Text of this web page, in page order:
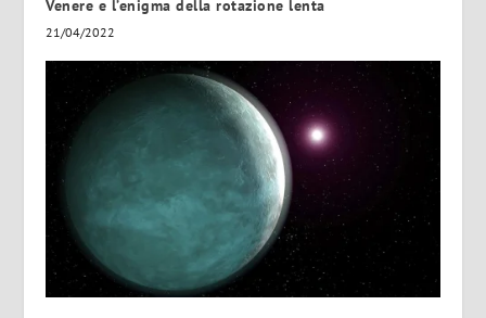
Venere e l’enigma della rotazione lenta
21/04/2022